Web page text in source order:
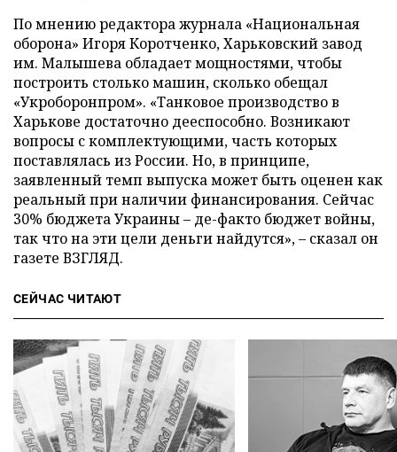
По мнению редактора журнала «Национальная
оборона» Игоря Коротченко, Харьковский завод
им. Малышева обладает мощностями, чтобы
построить столько машин, сколько обещал
«Укроборонпром». «Танковое производство в
Харькове достаточно дееспособно. Возникают
вопросы с комплектующими, часть которых
поставлялась из России. Но, в принципе,
заявленный темп выпуска может быть оценен как
реальный при наличии финансирования. Сейчас
30% бюджета Украины – де-факто бюджет войны,
так что на эти цели деньги найдутся», – сказал он
газете ВЗГЛЯД.
СЕЙЧАС ЧИТАЮТ